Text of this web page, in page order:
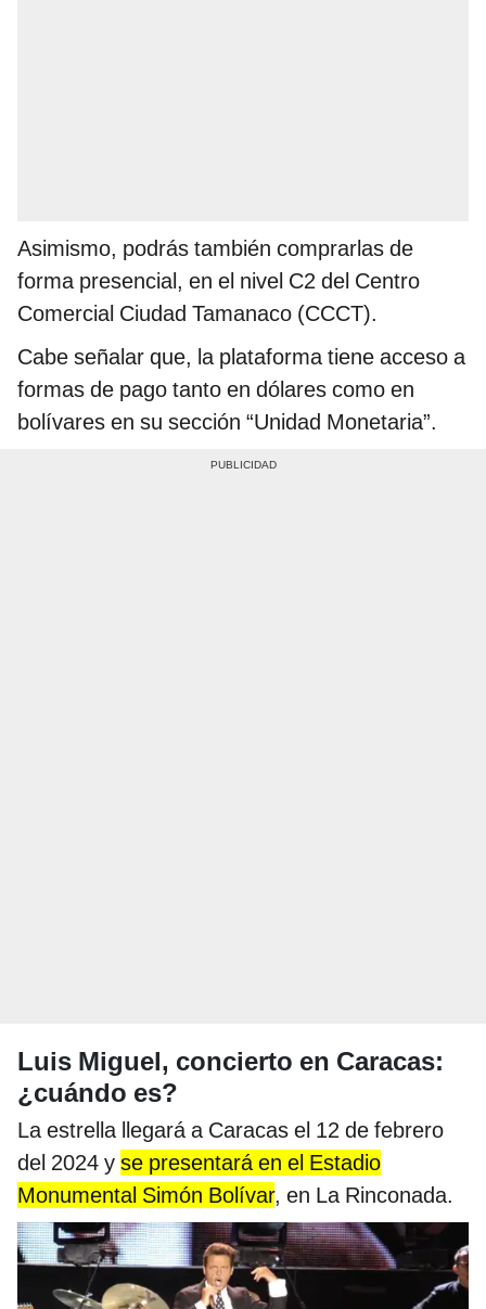
Asimismo, podrás también comprarlas de
forma presencial, en el nivel C2 del Centro
Comercial Ciudad Tamanaco (CCCT).
Cabe señalar que, la plataforma tiene acceso a
formas de pago tanto en dólares como en
bolívares en su sección “Unidad Monetaria”.
Luis Miguel, concierto en Caracas:
¿cuándo es?
La estrella llegará a Caracas el 12 de febrero
del 2024 y se presentará en el Estadio
Monumental Simón Bolívar, en La Rinconada.